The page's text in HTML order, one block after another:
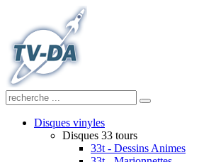
Disques vinyles
Disques 33 tours
33t - Dessins Animes